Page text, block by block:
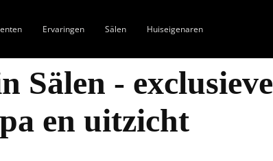
Ervaringen Sälen Huiseigenaren
Sälen - exclusieve
en uitzicht